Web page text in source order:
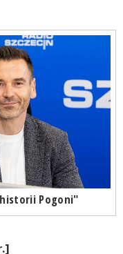
Pogoni"